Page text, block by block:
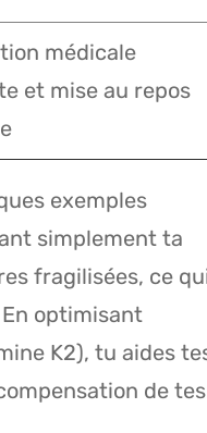
médicale
et mise au repos
exemples
simplement ta
fragilisées, ce
En optimisant
K2), tu aides
de tes